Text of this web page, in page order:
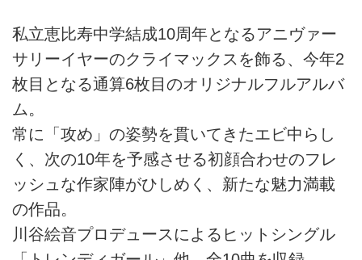
私立恵比寿中学結成10周年となるアニヴァー
サリーイヤーのクライマックスを飾る、今年2
枚目となる通算6枚目のオリジナルフルアルバ
ム。
常に「攻め」の姿勢を貫いてきたエビ中らし
く、次の10年を予感させる初顔合わせのフレ
ッシュな作家陣がひしめく、新たな魅力満載
の作品。
川谷絵音プロデュースによるヒットシングル